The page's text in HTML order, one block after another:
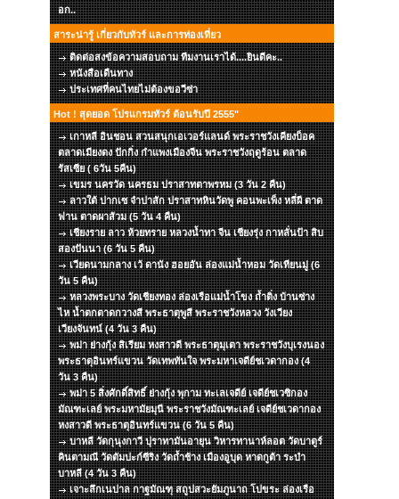
อก..
สาระน่ารู้ เกี่ยวกับทัวร์ และการท่องเที่ยว
ติดต่อสงข้อความสอบถาม ทีมงานเราได้....ยินดีคะ..
หนังสือเดืนทาง
ประเทศที่คนไทยไม่ต้องขอวีซ่า
Hot ! สุดยอด โปรแกรมทัวร์ ต้อนรับปี 2555"
เกาหลี อินชอน สวนสนุกเอเวอร์แลนด์ พระราชวังเคียงบ็อค
ตลาดเมียงดง ปักกิ่ง กำแพงเมืองจีน พระราชวังฤดูร้อน ตลาด
รัสเซีย ( 6วัน 5คืน)
เขมร นครวัด นครธม ปราสาทตาพรหม (3 วัน 2 คืน)
ลาวใต้ ปากเซ จำปาสัก ปราสาทหินวัดพู คอนพะเพ็ง หลี่ผี ตาด
ฟาน ตาดผาส้วม (5 วัน 4 คืน)
เชียงราย ลาว ห้วยทราย หลวงน้ำทา จีน เชียงรุ่ง กาหลั่นป้า สิบ
สองปันนา (6 วัน 5 คืน)
เวียดนามกลาง เว้ ดานัง ฮอยอัน ล่องแม่น้ำหอม วัดเทียนมู่ (6
วัน 5 คืน)
หลวงพระบาง วัดเชียงทอง ล่องเรือแม่น้ำโขง ถ้ำติ่ง บ้านซ่าง
ไห น้ำตกตาดกวางสี พระธาตุพูสี พระราชวังหลวง วังเวียง
เวียงจันทน์ (4 วัน 3 คืน)
พม่า ย่างกุ้ง สิเรียม หงสาวดี พระธาตุมุเตา พระราชวังบุเรงนอง
พระธาตุอินทร์แขวน วัดเทพทันใจ พระมหาเจดีย์ชเวดากอง (4
วัน 3 คืน)
พม่า 5 สิ่งศักดิ์สิทธิ์ ย่างกุ้ง พุกาม ทะเลเจดีย์ เจดีย์ชเวซิกอง
มัณฑะเลย์ พระมหามัยมุนี พระราชวังมัณฑะเลย์ เจดีย์ชเวดากอง
หงสาวดี พระธาตุอินทร์แขวน (6 วัน 5 คืน)
บาหลี วัดกุนุงกาวี ปุราทามันอายุน วิหารทานาห์ลอต วัดบาตูร์
คินตามณี วัดตัมปะก์ซีริง วัดถ้ำช้าง เมืองอูบุด หาดกูต้า ระบำ
บาหลี (4 วัน 3 คืน)
เจาะลึกเนปาล กาฐมัณฑุ สถูปสวะยัมภูนาถ โปขระ ล่องเรือ